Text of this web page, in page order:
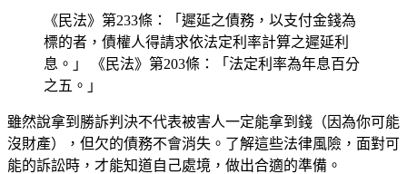
《民法》第233條：「遲延之債務，以支付金錢為
標的者，債權人得請求依法定利率計算之遲延利
息。」 《民法》第203條：「法定利率為年息百分
之五。」
雖然說拿到勝訴判決不代表被害人一定能拿到錢（因為你可能
沒財產），但欠的債務不會消失。了解這些法律風險，面對可
能的訴訟時，才能知道自己處境，做出合適的準備。